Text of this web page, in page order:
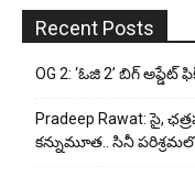
Recent Posts
OG 2: ‘ఓజి 2’ బిగ్
Pradeep Rawat: సై,
కన్నుమూత.. సినీ